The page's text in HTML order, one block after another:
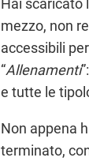
Hai scaricato
mezzo, non
accessibili
“Allenamenti
e tutte le
Non appena
terminato,